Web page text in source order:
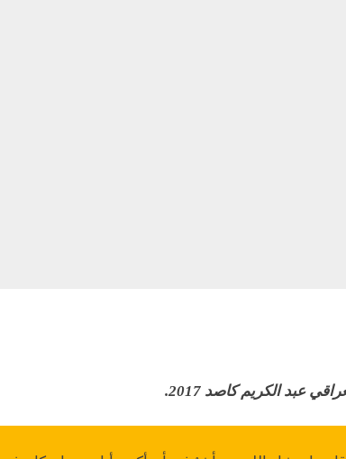
عبد الكريم كاصد 2017.